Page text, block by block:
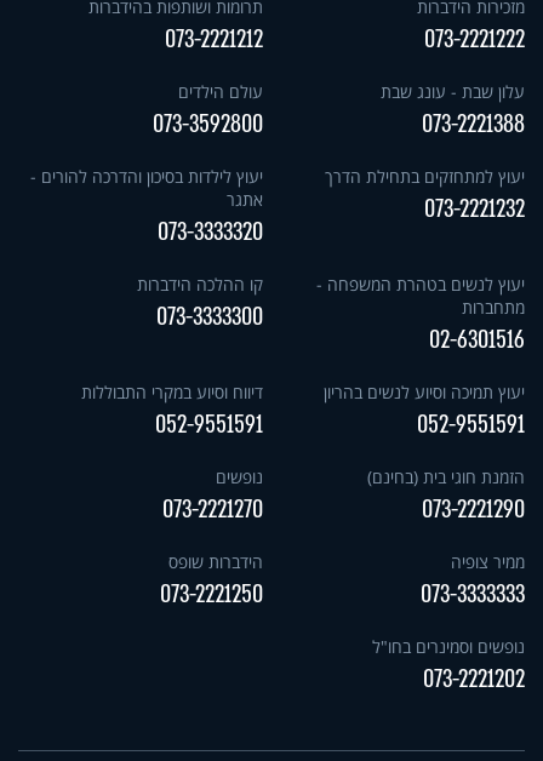
מזכירות הידברות
073-2221222
תרומות ושותפות בהידברות
073-2221212
עלון שבת - עונג שבת
073-2221388
עולם הילדים
073-3592800
יעוץ למתחזקים בתחילת הדרך
073-2221232
יעוץ לילדות בסיכון והדרכה להורים -
אתגר
073-3333320
יעוץ לנשים בטהרת המשפחה -
מתחברות
02-6301516
קו ההלכה הידברות
073-3333300
יעוץ תמיכה וסיוע לנשים בהריון
052-9551591
דיווח וסיוע במקרי התבוללות
052-9551591
הזמנת חוגי בית (בחינם)
073-2221290
נופשים
073-2221270
ממיר צופיה
073-3333333
הידברות שופס
073-2221250
נופשים וסמינרים בחו"ל
073-2221202